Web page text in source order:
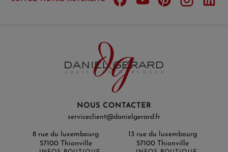
NOUS CONTACTER
serviceclient@danielgerard.fr
8 rue du luxembourg
57100 Thionville
13 rue du luxembourg
57100 Thionville